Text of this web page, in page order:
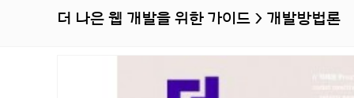
더 나은 웹 개발을 위한 가이드 > 개발방법론